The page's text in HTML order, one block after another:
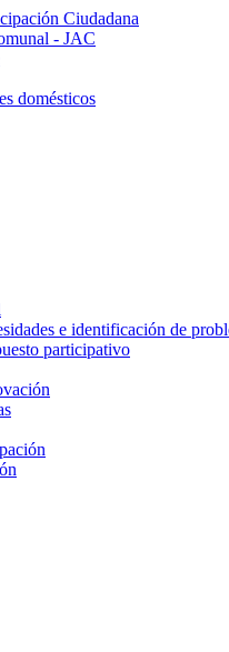
Ciudadana
- JAC
domésticos
e identificación de
participativo